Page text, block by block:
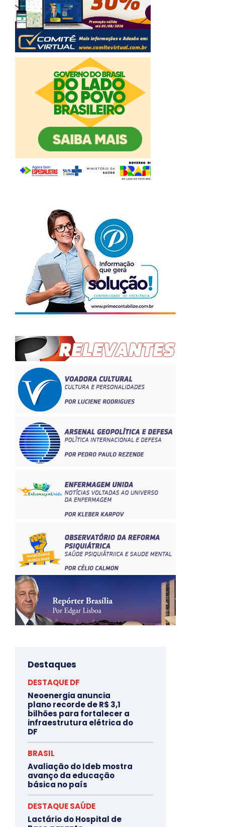
Destaques
DESTAQUE DF
Neoenergia anuncia
plano recorde de R$ 3,1
bilhões para fortalecer a
infraestrutura elétrica do
DF
BRASIL
Avaliação do Ideb mostra
avanço da educação
básica no país
DESTAQUE SAÚDE
Lactário do Hospital de